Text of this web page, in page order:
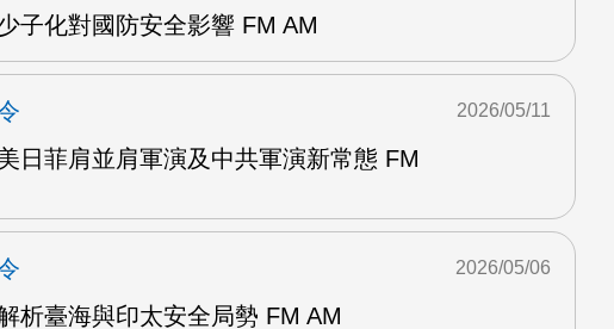
子化對國防安全影響 FM AM
日菲肩並肩軍演及中共軍演新常態 FM
2026/05/11
析臺海與印太安全局勢 FM AM
2026/05/06